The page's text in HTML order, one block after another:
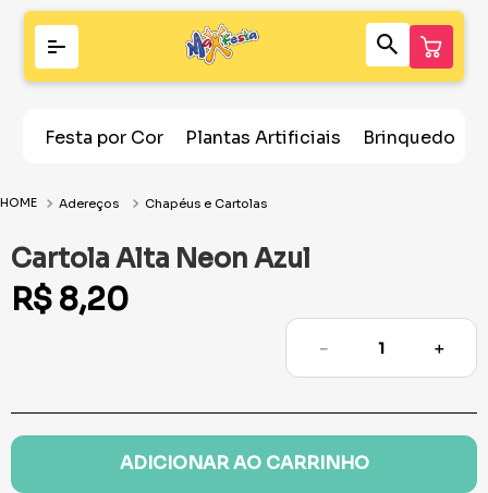
Festa por Cor Plantas Artificiais Brinquedos
Adereços Chapéus e Cartolas
Cartola Alta Neon Azul
R$ 8,20
＋
－
ADICIONAR AO CARRINHO